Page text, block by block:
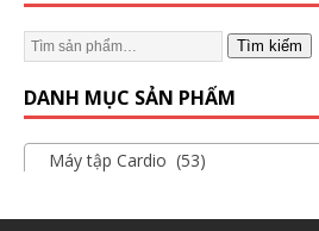
Tìm kiếm
DANH MỤC SẢN PHẨM
Máy tập Cardio (53)